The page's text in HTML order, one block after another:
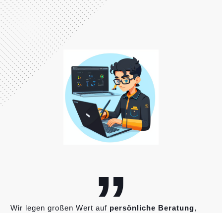
„
Wir legen großen Wert auf persönliche Beratung,